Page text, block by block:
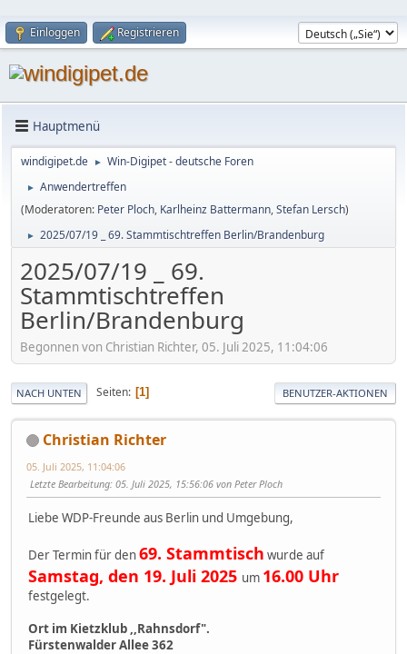
Einloggen Registrieren
Hauptmenü
windigipet.de ► Win-Digipet - deutsche Foren
►
Anwendertreffen
(Moderatoren: Peter Ploch, Karlheinz Battermann,Stefan Lersch)
► 2025/07/19 _ 69. Stammtischtreffen Berlin/Brandenburg
2025/07/19 _ 69.
Stammtischtreffen
Berlin/Brandenburg
Begonnen von Christian Richter, 05. Juli 2025, 11:04:06
NACH UNTEN Seiten 1 BENUTZER-AKTIONEN
Christian Richter
05. Juli 2025, 11:04:06
Letzte Bearbeitung: 05. Juli 2025, 15:56:06 von Peter Ploch
Liebe WDP-Freunde aus Berlin und Umgebung,
Der Termin für den69. Stammtisch wurde auf
Samstag, den 19. Juli 2025 um 16.00 Uhr
festgelegt.
Ort im Kietzklub ,,Rahnsdorf".
Fürstenwalder Allee 362